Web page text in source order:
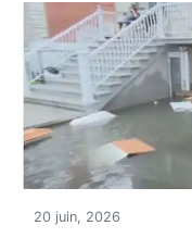
20 juin, 2026